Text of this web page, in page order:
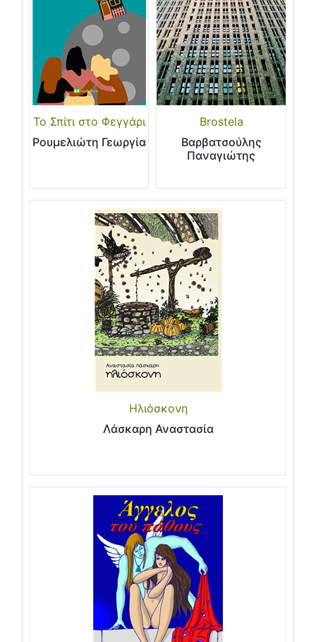
Το Σπίτι στο Φεγγάρι
Ρουμελιώτη Γεωργία
Brostela
Βαρβατσούλης
Παναγιώτης
Ηλιόσκονη
Λάσκαρη Αναστασία